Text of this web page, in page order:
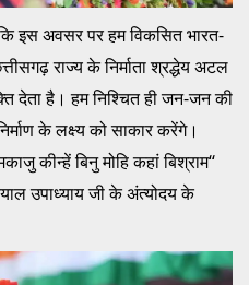
इस अवसर पर हम विकसित भारत-
राज्य के निर्माता श्रद्धेय अटल
देता है। हम निश्चित ही जन-जन की
के लक्ष्य को साकार करेंगे।
कीन्हें बिनु मोहि कहां बिश्राम‘‘
उपाध्याय जी के अंत्योदय के